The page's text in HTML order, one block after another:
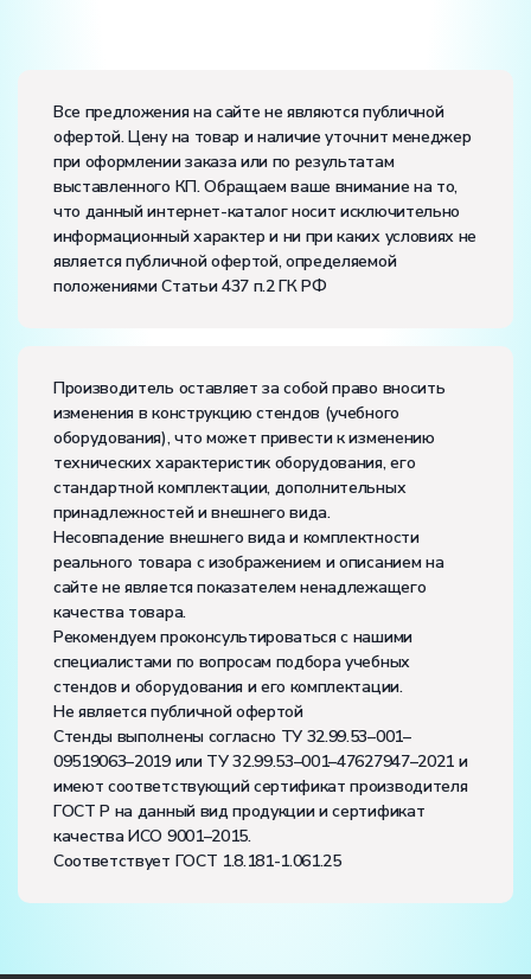
Диапазон рабочих температур, ˚С:+10…+35
Влажность, %:до 80
Все предложения на сайте не являются публичной
офертой. Цену на товар и наличие уточнит менеджер
при оформлении заказа или по результатам
выставленного КП. Обращаем ваше внимание на то,
что данный интернет-каталог носит исключительно
информационный характер и ни при каких условиях не
является публичной офертой, определяемой
положениями Статьи 437 п.2 ГК РФ
Производитель оставляет за собой право вносить
изменения в конструкцию стендов (учебного
оборудования), что может привести к изменению
технических характеристик оборудования, его
стандартной комплектации, дополнительных
принадлежностей и внешнего вида.
Несовпадение внешнего вида и комплектности
реального товара с изображением и описанием на
сайте не является показателем ненадлежащего
качества товара.
Рекомендуем проконсультироваться с нашими
специалистами по вопросам подбора учебных
стендов и оборудования и его комплектации.
Не является публичной офертой
Стенды выполнены согласно ТУ 32.99.53–001–
09519063–2019 или ТУ 32.99.53–001–47627947–2021 и
имеют соответствующий сертификат производителя
ГОСТ Р на данный вид продукции и сертификат
качества ИСО 9001–2015.
Соответствует ГОСТ 1.8.181-1.061.25